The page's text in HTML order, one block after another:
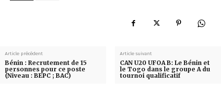
Article précédent
Bénin : Recrutement de 15
personnes pour ce poste
(Niveau : BEPC ; BAC)
Article suivant
CAN U20 UFOA B: Le Bénin et
le Togo dans le groupe A du
tournoi qualificatif